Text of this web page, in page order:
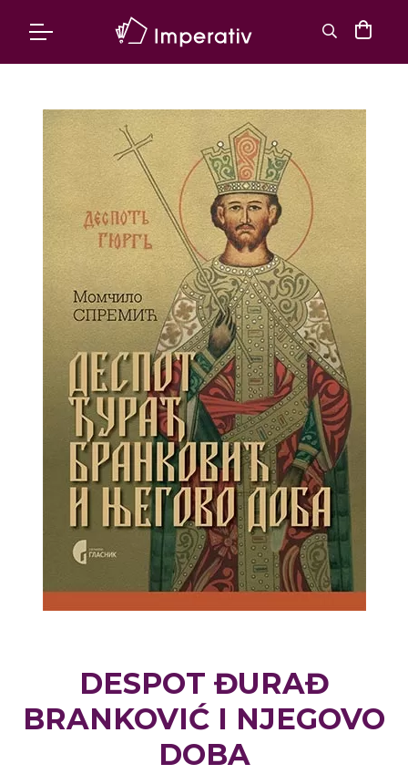
DESPOT ĐURAĐ
BRANKOVIĆ I NJEGOVO
DOBA